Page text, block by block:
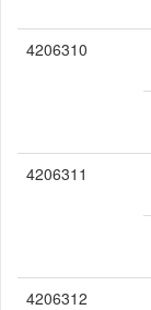
4206310
4206311
4206312